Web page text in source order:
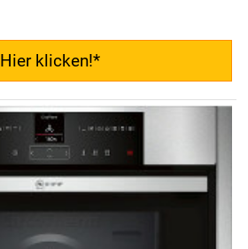
Hier klicken!*